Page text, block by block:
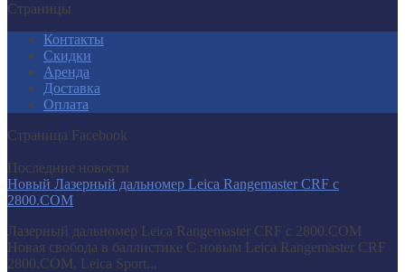
Страницы
Контакты
Скидки
Аренда
Доставка
Оплата
Страница Facebook
Последние новости
Новый Лазерный дальномер Leica Rangemaster CRF с
2800.COM
Лазерный дальномер Leica Rangemaster CRF с 2800.COM
Новая свобода в баллистике С новым Leica Rangemaster CRF
2800.COM, Leica Sport...